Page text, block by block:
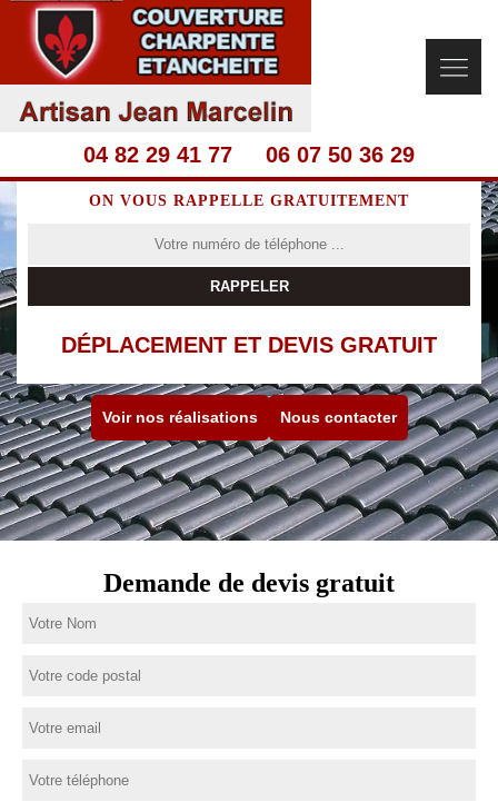
04 82 29 41 77 06 07 50 36 29
ON VOUS RAPPELLE GRATUITEMENT
DÉPLACEMENT ET DEVIS GRATUIT
Voir nos réalisations Nous contacter
Demande de devis gratuit